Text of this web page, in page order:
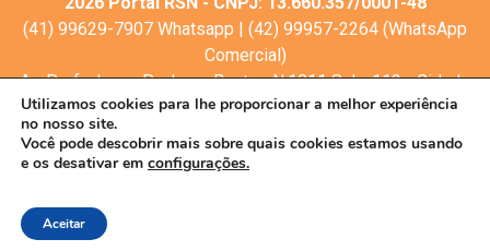
(41) 99629-7907 Whatsapp | (42) 99957-2264 (WhatsApp
Comercial)
Av. Profa. Laura Pacheco Bastos N:1011 Sala: 112 - Cidade
dos Lagos, Guarapuava - PR, 85053-525
© Todos os direitos reservados
Utilizamos cookies para lhe proporcionar a melhor experiência
no nosso site.
Você pode descobrir mais sobre quais cookies estamos usando
e os desativar em configurações.
Aceitar